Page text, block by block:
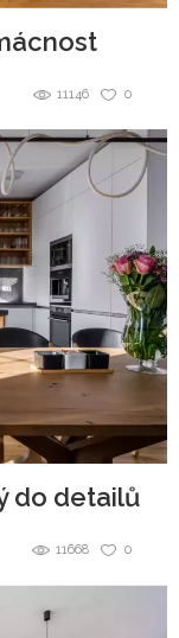
0
11146
do detailů
0
11668